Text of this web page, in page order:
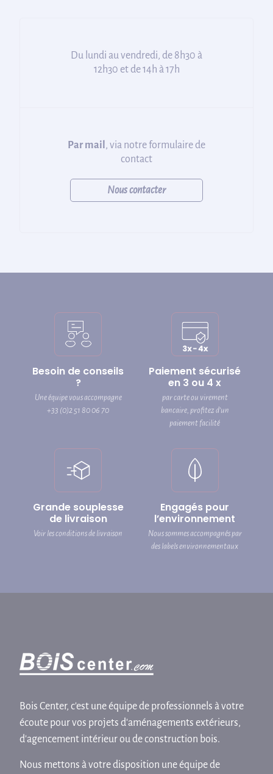
Du lundi au vendredi, de 8h30 à
12h30 et de 14h à 17h
Par mail , via notre formulaire de
contact
Nous contacter
Besoin de conseils
?
Une équipe vous accompagne
+33 (0)2 51 80 06 70
Paiement sécurisé
en 3 ou 4 x
par carte ou virement
bancaire, profitez d’un
paiement facilité
Grande souplesse
de livraison
Voir les conditions de livraison
Engagés pour
l’environnement
Nous sommes accompagnés par
des labels environnementaux
Bois Center, c'est une équipe de professionnels à votre
écoute pour vos projets d'aménagements extérieurs,
d'agencement intérieur ou de construction bois.
Nous mettons à votre disposition une équipe de